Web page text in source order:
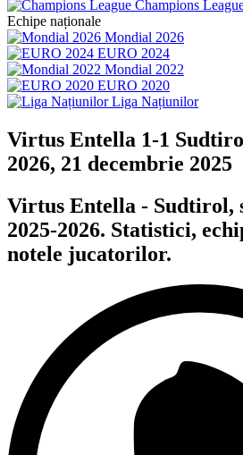
Champions
Echipe naționale
Mondial 2026
EURO 2024
Mondial 2022
EURO 2020
Liga Națiunilor
Virtus Entella 1-1
2026, 21 decembrie 2025
Virtus Entella - Sudtirol,
2025-2026. Statistici,
notele jucatorilor.